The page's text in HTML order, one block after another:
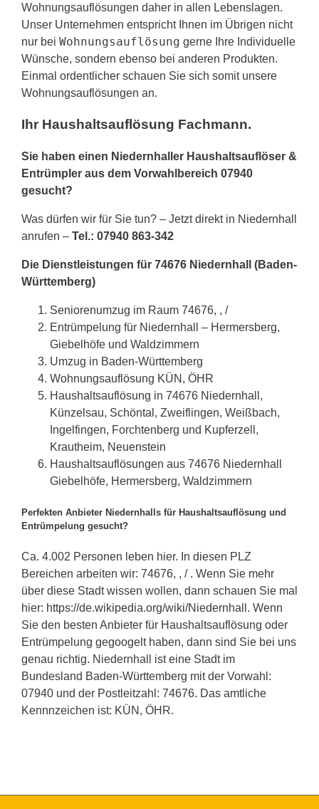
Wohnungsauflösungen daher in allen Lebenslagen.
Unser Unternehmen entspricht Ihnen im Übrigen nicht
nur bei Wohnungsauflösung gerne Ihre Individuelle
Wünsche, sondern ebenso bei anderen Produkten.
Einmal ordentlicher schauen Sie sich somit unsere
Wohnungsauflösungen an.
Ihr Haushaltsauflösung Fachmann.
Sie haben einen Niedernhaller Haushaltsauflöser &
Entrümpler aus dem Vorwahlbereich 07940
gesucht?
Was dürfen wir für Sie tun? – Jetzt direkt in Niedernhall
anrufen – Tel.: 07940 863-342
Die Dienstleistungen für 74676 Niedernhall (Baden-
Württemberg)
Seniorenumzug im Raum 74676, , /
Entrümpelung für Niedernhall – Hermersberg,
Giebelhöfe und Waldzimmern
Umzug in Baden-Württemberg
Wohnungsauflösung KÜN, ÖHR
Haushaltsauflösung in 74676 Niedernhall,
Künzelsau, Schöntal, Zweiflingen, Weißbach,
Ingelfingen, Forchtenberg und Kupferzell,
Krautheim, Neuenstein
Haushaltsauflösungen aus 74676 Niedernhall
Giebelhöfe, Hermersberg, Waldzimmern
Perfekten Anbieter Niedernhalls für Haushaltsauflösung und
Entrümpelung gesucht?
Ca. 4.002 Personen leben hier. In diesen PLZ
Bereichen arbeiten wir: 74676, , / . Wenn Sie mehr
über diese Stadt wissen wollen, dann schauen Sie mal
hier: https://de.wikipedia.org/wiki/Niedernhall. Wenn
Sie den besten Anbieter für Haushaltsauflösung oder
Entrümpelung gegoogelt haben, dann sind Sie bei uns
genau richtig. Niedernhall ist eine Stadt im
Bundesland Baden-Württemberg mit der Vorwahl:
07940 und der Postleitzahl: 74676. Das amtliche
Kennnzeichen ist: KÜN, ÖHR.